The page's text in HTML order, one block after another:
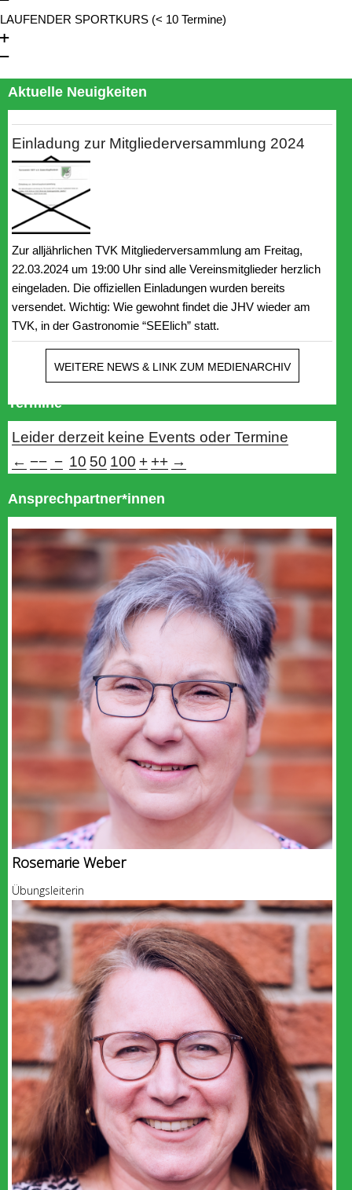
LAUFENDER SPORTKURS (< 10 Termine)
Aktuelle Neuigkeiten
Einladung zur Mitgliederversammlung 2024
Zur alljährlichen TVK Mitgliederversammlung am Freitag,
22.03.2024 um 19:00 Uhr sind alle Vereinsmitglieder herzlich
eingeladen. Die offiziellen Einladungen wurden bereits
versendet. Wichtig: Wie gewohnt findet die JHV wieder am
TVK, in der Gastronomie “SEElich” statt.
WEITERE NEWS & LINK ZUM MEDIENARCHIV
Termine
Leider derzeit keine Events oder Termine
← −− − 10 50 100 + ++ →
Ansprechpartner*innen
Rosemarie Weber
Übungsleiterin